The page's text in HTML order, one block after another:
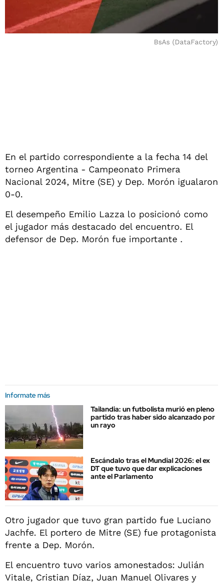
BsAs (DataFactory)
En el partido correspondiente a la fecha 14 del
torneo Argentina - Campeonato Primera
Nacional 2024, Mitre (SE) y Dep. Morón igualaron
0-0.
El desempeño Emilio Lazza lo posicionó como
el jugador más destacado del encuentro. El
defensor de Dep. Morón fue importante .
Informate más
Tailandia: un futbolista murió en pleno
partido tras haber sido alcanzado por
un rayo
Escándalo tras el Mundial 2026: el ex
DT que tuvo que dar explicaciones
ante el Parlamento
Otro jugador que tuvo gran partido fue Luciano
Jachfe. El portero de Mitre (SE) fue protagonista
frente a Dep. Morón.
El encuentro tuvo varios amonestados: Julián
Vitale, Cristian Díaz, Juan Manuel Olivares y